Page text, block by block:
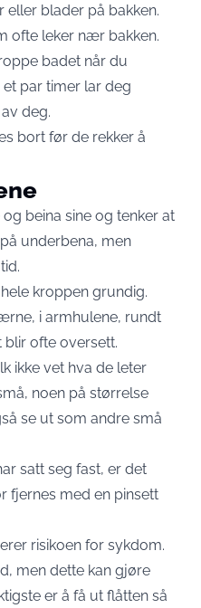
blader på bakken.
ofte leker nær bakken.
badet når du
par timer lar deg
deg.
bort før de rekker å
beina sine og tenker at
underbena, men
kroppen grundig.
i armhulene, rundt
blir ofte oversett.
ikke vet hva de leter
noen på størrelse
se ut som andre små
satt seg fast, er det
fjernes med en pinsett
risikoen for sykdom.
men dette kan gjøre
er å få ut flåtten så